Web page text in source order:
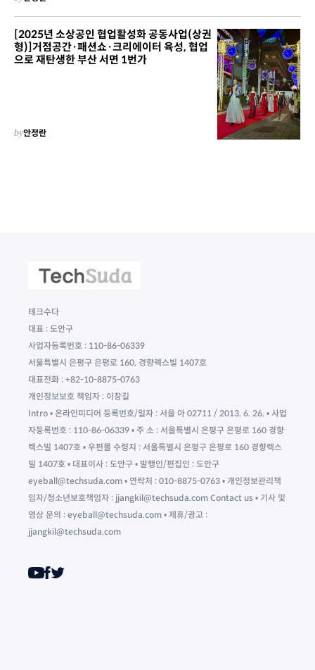
[2025년 소상공인 협업활성화 공동사업(상권
형)]거점공간·패션쇼·크리에이터 육성, 협업
으로 재탄생한 부산 서면 1번가
by안정란
테크수다
대표 : 도안구
사업자등록번호 : 110-86-06339
서울특별시 은평구 은평로 160, 경향렉스빌 1407호
대표전화 : +82-10-8875-0763
개인정보보호 책임자 : 이창길
Intro • 온라인미디어 등록번호/일자 : 서울 아 02711 / 2013. 6. 26. • 사업
자등록번호 : 110-86-06339 • 주 소 : 서울특별시 은평구 은평로 160 경향
렉스빌 1407호 • 우편물 수령지 : 서울특별시 은평구 은평로 160 경향렉스
빌 1407호 • 대표이사 : 도안구 • 발행인/편집인 : 도안구
eyeball@techsuda.com • 연락처 : 010-8875-0763 • 개인정보관리책
임자/청소년보호책임자 : jjangkil@techsuda.com Contact us • 기사 및
영상 문의 : eyeball@techsuda.com • 제휴/광고 :
jjangkil@techsuda.com